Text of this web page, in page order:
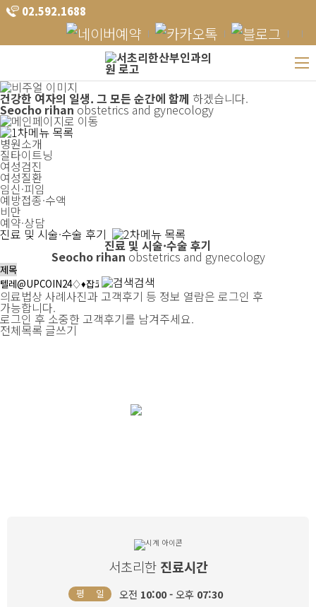
02.592.1688
건강한 여자의 일생. 그 모든 순간에 함께 하겠습니다.
Seocho rihanobstetrics and gynecology
병원소개
질타이트닝
여성검진
여성질환
임신·피임
예방접종·수액
비만
예약·상담
진료 및 시술·수술 후기
진료 및 시술·수술 후기
Seocho rihan obstetrics and gynecology
검색
의료법상 사례사진과 고객후기 등 정보 열람은 로그인 후
가능합니다.
로그인 후 소중한 고객후기를 남겨주세요.
전체목록 글쓰기
서초리한 진료시간
평 일 오전 10:00 -오후 07:30